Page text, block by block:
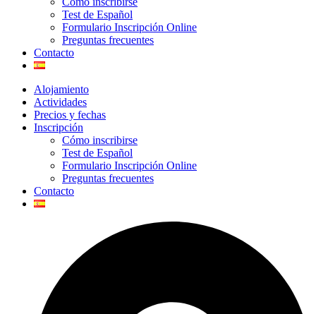
Test de Español
Formulario Inscripción Online
Preguntas frecuentes
Contacto
Alojamiento
Actividades
Precios y fechas
Inscripción
Cómo inscribirse
Test de Español
Formulario Inscripción Online
Preguntas frecuentes
Contacto